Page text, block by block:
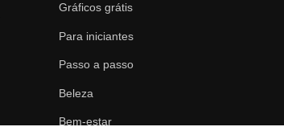
Gráficos grátis
Para iniciantes
Passo a passo
Beleza
Bem-estar